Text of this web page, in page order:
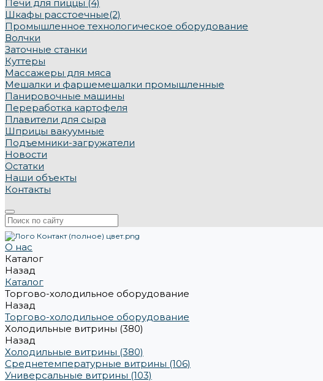
Печи для пиццы (4)
Шкафы расстоечные(2)
Промышленное технологическое оборудование
Волчки
Заточные станки
Куттеры
Массажеры для мяса
Мешалки и фаршемешалки промышленные
Панировочные машины
Переработка картофеля
Плавители для сыра
Шприцы вакуумные
Подъемники-загружатели
Новости
Остатки
Наши объекты
Контакты
О нас
Каталог
Назад
Каталог
Торгово-холодильное оборудование
Назад
Торгово-холодильное оборудование
Холодильные витрины (380)
Назад
Холодильные витрины (380)
Среднетемпературные витрины (106)
Универсальные витрины (103)